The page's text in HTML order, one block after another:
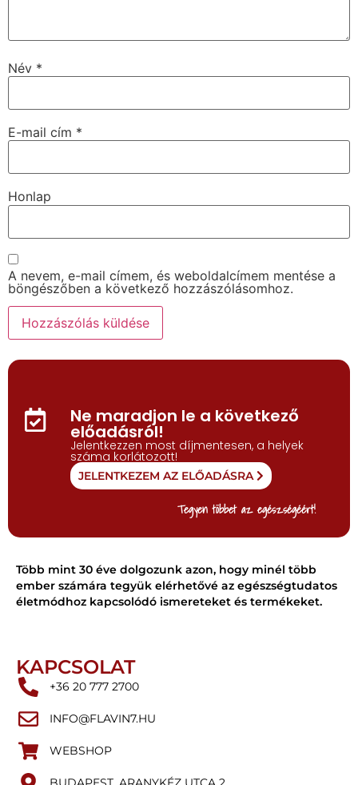
Név *
E-mail cím *
Honlap
A nevem, e-mail címem, és weboldalcímem mentése a
böngészőben a következő hozzászólásomhoz.
Tegyen többet az egészségéért!
Ne maradjon le a következő
előadásról!
Jelentkezzen most díjmentesen, a helyek
száma korlátozott!
JELENTKEZEM AZ ELŐADÁSRA
Több mint 30 éve dolgozunk azon, hogy minél több
ember számára tegyük elérhetővé az egészségtudatos
életmódhoz kapcsolódó ismereteket és termékeket.
KAPCSOLAT
+36 20 777 2700
INFO@FLAVIN7.HU
WEBSHOP